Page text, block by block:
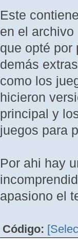
Este
en el
que opté por
demás
como los
hicieron
principal y
juegos para
Por ahi hay
apasiono el
Código: